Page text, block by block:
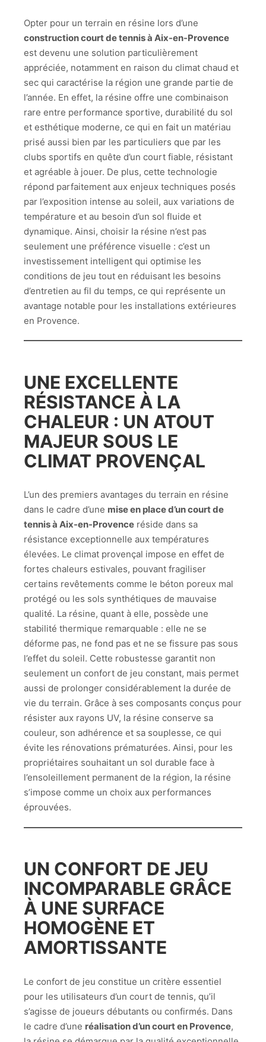
Opter pour un terrain en résine lors d’une
construction court de tennis à Aix-en-Provence
est devenu une solution particulièrement
appréciée, notamment en raison du climat chaud et
sec qui caractérise la région une grande partie de
l’année. En effet, la résine offre une combinaison
rare entre performance sportive, durabilité du sol
et esthétique moderne, ce qui en fait un matériau
prisé aussi bien par les particuliers que par les
clubs sportifs en quête d’un court fiable, résistant
et agréable à jouer. De plus, cette technologie
répond parfaitement aux enjeux techniques posés
par l’exposition intense au soleil, aux variations de
température et au besoin d’un sol fluide et
dynamique. Ainsi, choisir la résine n’est pas
seulement une préférence visuelle : c’est un
investissement intelligent qui optimise les
conditions de jeu tout en réduisant les besoins
d’entretien au fil du temps, ce qui représente un
avantage notable pour les installations extérieures
en Provence.
UNE EXCELLENTE
RÉSISTANCE À LA
CHALEUR : UN ATOUT
MAJEUR SOUS LE
CLIMAT PROVENÇAL
L’un des premiers avantages du terrain en résine
dans le cadre d’une mise en place d’un court de
tennis à Aix-en-Provence réside dans sa
résistance exceptionnelle aux températures
élevées. Le climat provençal impose en effet de
fortes chaleurs estivales, pouvant fragiliser
certains revêtements comme le béton poreux mal
protégé ou les sols synthétiques de mauvaise
qualité. La résine, quant à elle, possède une
stabilité thermique remarquable : elle ne se
déforme pas, ne fond pas et ne se fissure pas sous
l’effet du soleil. Cette robustesse garantit non
seulement un confort de jeu constant, mais permet
aussi de prolonger considérablement la durée de
vie du terrain. Grâce à ses composants conçus pour
résister aux rayons UV, la résine conserve sa
couleur, son adhérence et sa souplesse, ce qui
évite les rénovations prématurées. Ainsi, pour les
propriétaires souhaitant un sol durable face à
l’ensoleillement permanent de la région, la résine
s’impose comme un choix aux performances
éprouvées.
UN CONFORT DE JEU
INCOMPARABLE GRÂCE
À UNE SURFACE
HOMOGÈNE ET
AMORTISSANTE
Le confort de jeu constitue un critère essentiel
pour les utilisateurs d’un court de tennis, qu’il
s’agisse de joueurs débutants ou confirmés. Dans
le cadre d’une réalisation d’un court en Provence,